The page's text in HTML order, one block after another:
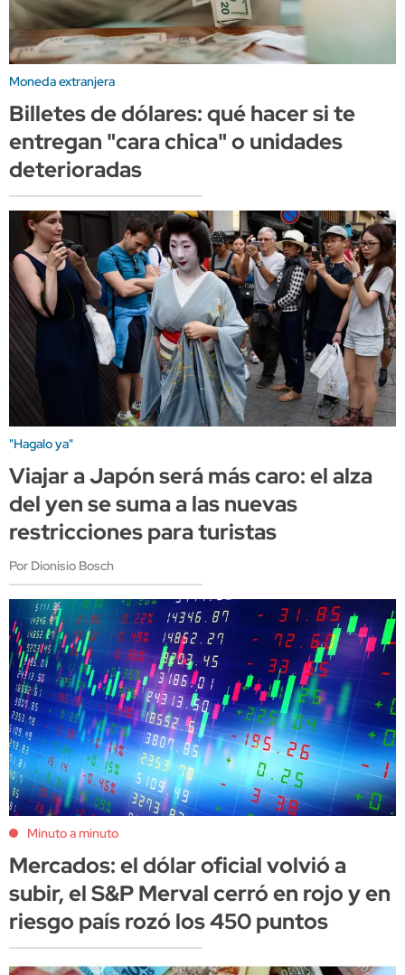
Moneda extranjera
Billetes de dólares: qué hacer si te
entregan "cara chica" o unidades
deterioradas
"Hagalo ya"
Viajar a Japón será más caro: el alza
del yen se suma a las nuevas
restricciones para turistas
Por Dionisio Bosch
Minuto a minuto
Mercados: el dólar oficial volvió a
subir, el S&P Merval cerró en rojo y en
riesgo país rozó los 450 puntos